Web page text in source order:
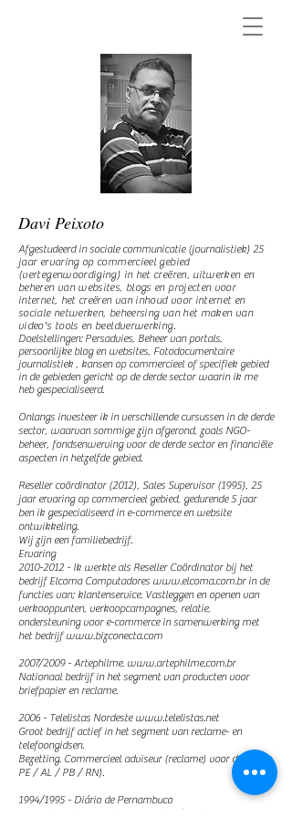
Davi Peixoto
Afgestudeerd in sociale communicatie (journalistiek) 25
jaar ervaring op commercieel gebied
(vertegenwoordiging) in het creëren, uitwerken en
beheren van websites, blogs en projecten voor
internet, het creëren van inhoud voor internet en
sociale netwerken, beheersing van het maken van
video's tools en beeldverwerking.
Doelstellingen: Persadvies, Beheer van portals,
persoonlijke blog en websites, Fotodocumentaire
journalistiek , kansen op commercieel of specifiek gebied
in de gebieden gericht op de derde sector waarin ik me
heb gespecialiseerd.
Onlangs investeer ik in verschillende cursussen in de derde
sector, waarvan sommige zijn afgerond, zoals NGO-
beheer, fondsenwerving voor de derde sector en financiële
aspecten in hetzelfde gebied.
Reseller coördinator (2012), Sales Supervisor (1995), 25
jaar ervaring op commercieel gebied, gedurende 5 jaar
ben ik gespecialiseerd in e-commerce en website
ontwikkeling.
Wij zijn een familiebedrijf.
Ervaring
2010-2012 - Ik werkte als Reseller Coördinator bij het
bedrijf Elcoma Computadores www.elcoma.com.brin de
functies van; klantenservice. Vastleggen en openen van
verkooppunten, verkoopcampagnes, relatie,
ondersteuning voor e-commerce in samenwerking met
het bedrijfwww.bizconecta.com
2007/2009 - Artephilme. www.artephilme.com.br
Nationaal bedrijf in het segment van producten voor
briefpapier en reclame.
2006 - Telelistas Nordeste www.telelistas.net
Groot bedrijf actief in het segment van reclame- en
telefoongidsen.
Bezetting. Commercieel adviseur (reclame) voor de staten
PE / AL / PB / RN).
1994/1995 - Diário de Pernambuco
- functie -